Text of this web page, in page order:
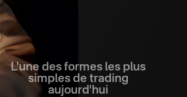
L'une des formes les plus
simples de trading
aujourd'hui